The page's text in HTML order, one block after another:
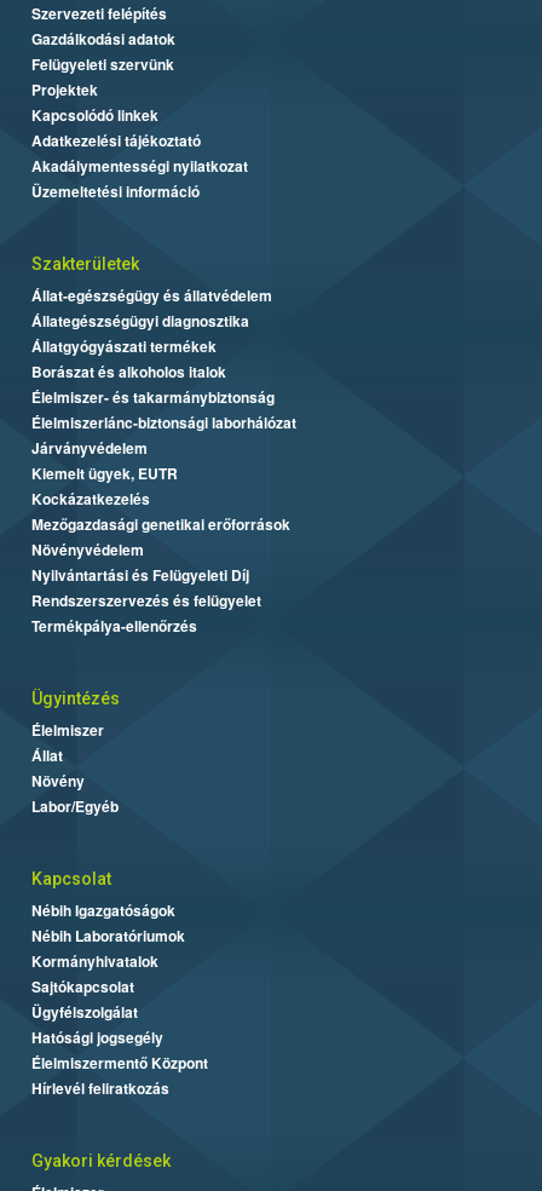
Szervezeti felépítés
Gazdálkodási adatok
Felügyeleti szervünk
Projektek
Kapcsolódó linkek
Adatkezelési tájékoztató
Akadálymentességi nyilatkozat
Üzemeltetési információ
Szakterületek
Állat-egészségügy és állatvédelem
Állategészségügyi diagnosztika
Állatgyógyászati termékek
Borászat és alkoholos italok
Élelmiszer- és takarmánybiztonság
Élelmiszerlánc-biztonsági laborhálózat
Járványvédelem
Kiemelt ügyek, EUTR
Kockázatkezelés
Mezőgazdasági genetikai erőforrások
Növényvédelem
Nyilvántartási és Felügyeleti Díj
Rendszerszervezés és felügyelet
Termékpálya-ellenőrzés
Ügyintézés
Élelmiszer
Állat
Növény
Labor/Egyéb
Kapcsolat
Nébih Igazgatóságok
Nébih Laboratóriumok
Kormányhivatalok
Sajtókapcsolat
Ügyfélszolgálat
Hatósági jogsegély
Élelmiszermentő Központ
Hírlevél feliratkozás
Gyakori kérdések